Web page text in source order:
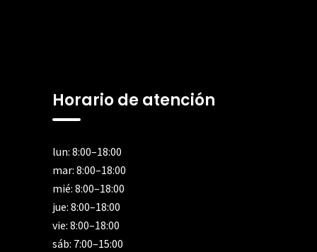
Horario de atención
lun: 8:00–18:00
mar: 8:00–18:00
mié: 8:00–18:00
jue: 8:00–18:00
vie: 8:00–18:00
sáb: 7:00–15:00